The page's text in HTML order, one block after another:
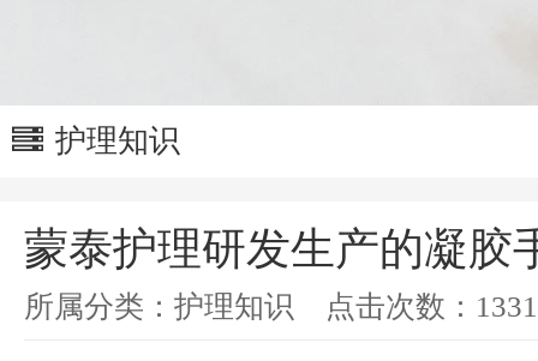
护理知识
蒙泰护理研发生产的凝胶
所属分类： 护理知识 点击次数： 1331